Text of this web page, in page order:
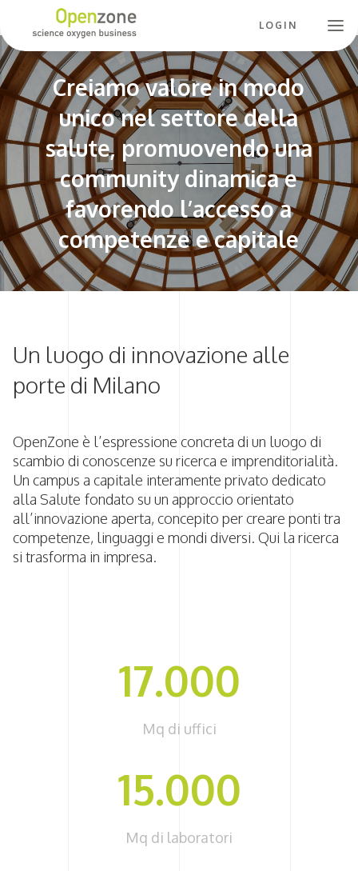
LOGIN
Creiamo valore in modo
unico nel settore della
salute, promuovendo una
community dinamica e
favorendo l’accesso a
competenze e capitale
Un luogo di innovazione alle
porte di Milano
OpenZone è l’espressione concreta di un luogo di
scambio di conoscenze su ricerca e imprenditorialità.
Un campus a capitale interamente privato dedicato
alla Salute fondato su un approccio orientato
all’innovazione aperta, concepito per creare ponti tra
competenze, linguaggi e mondi diversi. Qui la ricerca
si trasforma in impresa.
17.000
Mq di uffici
15.000
Mq di laboratori